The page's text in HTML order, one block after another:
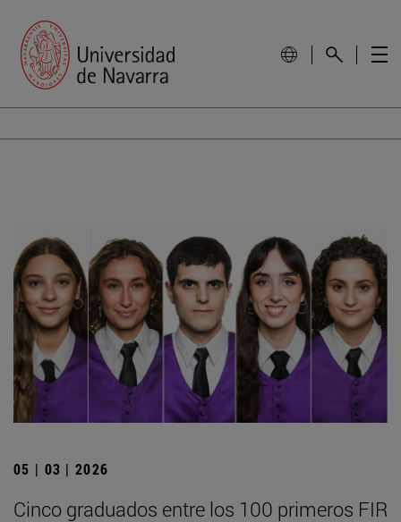
05 | 03 | 2026
Cinco graduados entre los 100 primeros FIR